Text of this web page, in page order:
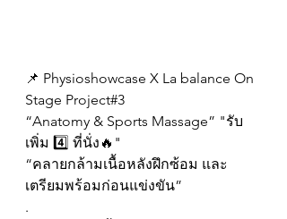
📌 Physioshowcase X La balance On
Stage Project#3
“Anatomy & Sports Massage” "รับ
เพิ่ม 4️⃣ ที่นั่ง🔥"
“คลายกล้ามเนื้อหลังฝึกซ้อม และ
เตรียมพร้อมก่อนแข่งขัน”
.